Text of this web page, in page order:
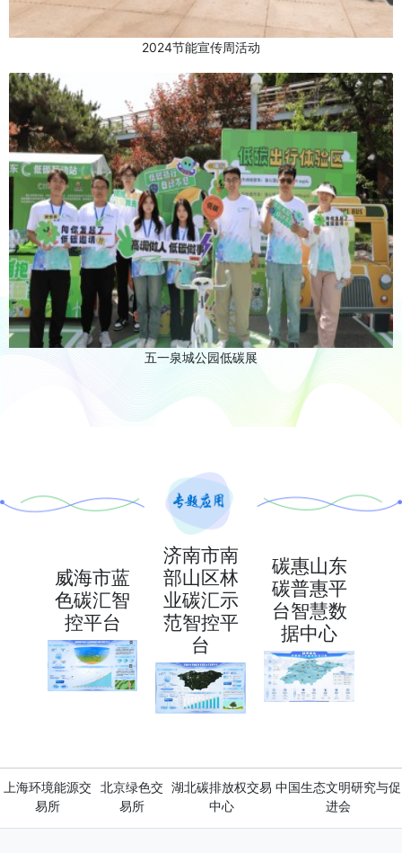
2024节能宣传周活动
五一泉城公园低碳展
威海市蓝
色碳汇智
控平台
济南市南
部山区林
业碳汇示
范智控平
台
碳惠山东
碳普惠平
台智慧数
据中心
上海环境能源交
易所
北京绿色交
易所
湖北碳排放权交易
中心
中国生态文明研究与促
进会